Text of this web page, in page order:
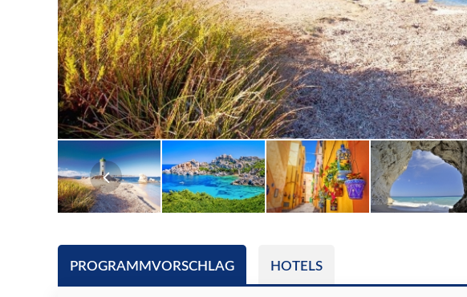
PROGRAMMVORSCHLAG HOTELS